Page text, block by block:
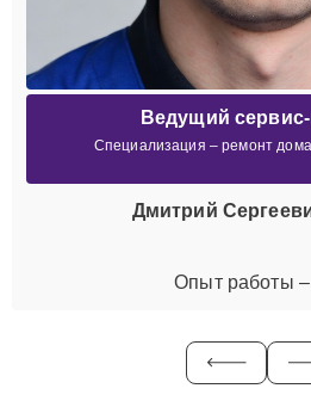
Ведущий
Специализация – ремонт
Дмитрий
Опыт работы –